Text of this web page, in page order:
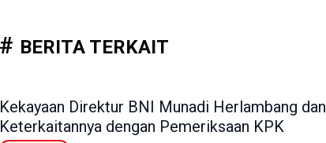
BERITA TERKAIT
Kekayaan Direktur BNI Munadi Herlambang dan
Keterkaitannya dengan Pemeriksaan KPK